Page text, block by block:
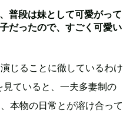
普段は妹として可愛がって
だったので、すごく可愛い
じることに徹しているわけ
ていると、一夫多妻制の
本物の日常とが溶け合って